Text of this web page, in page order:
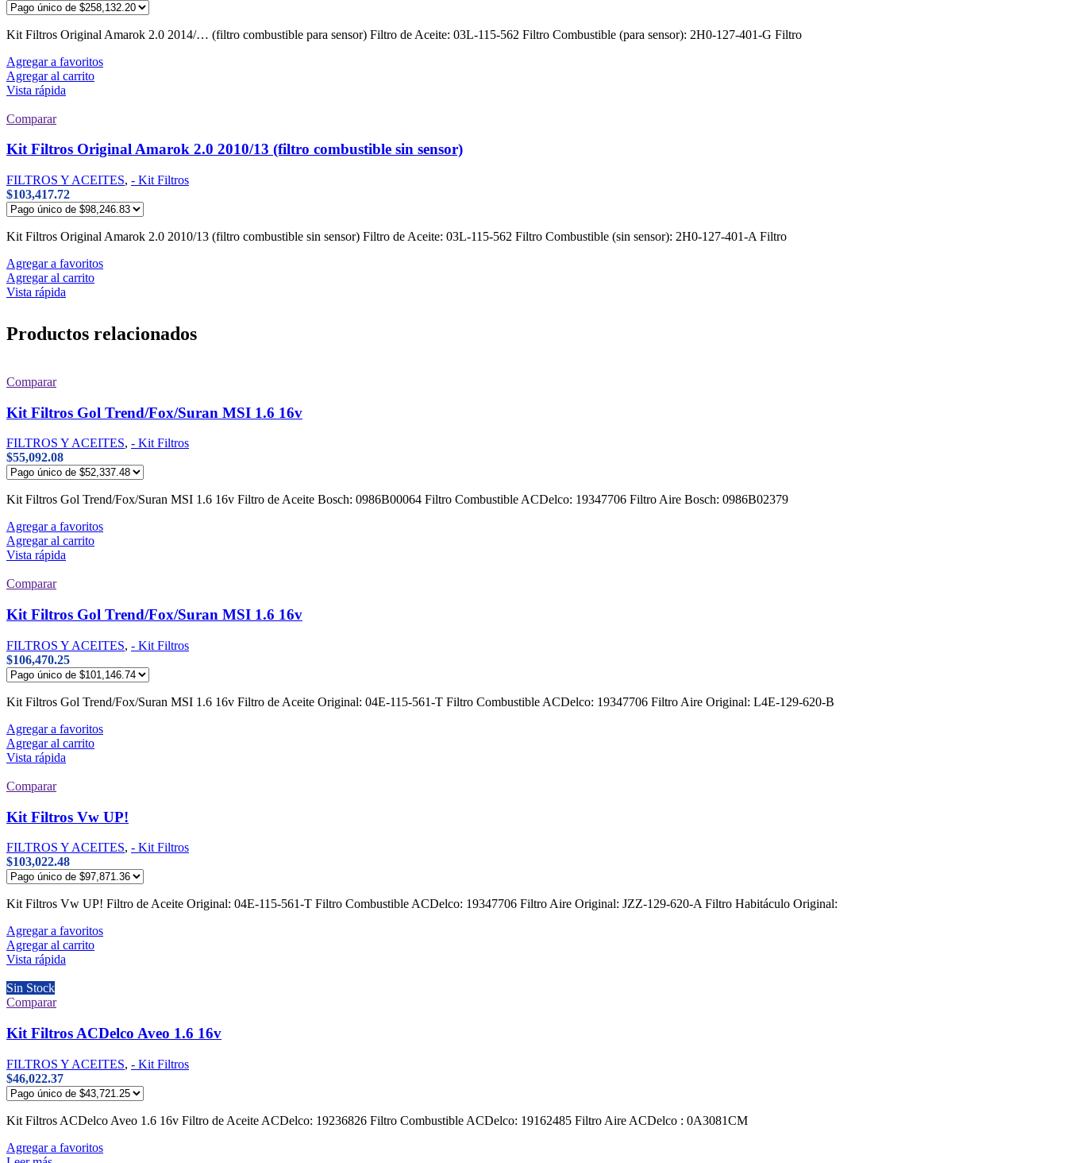
Kit Filtros Original Amarok 2.0 2014/… (filtro combustible para sensor) Filtro de Aceite: 03L-115-562 Filtro Combustible (para sensor): 2H0-127-401-G Filtro
Agregar a favoritos
Agregar al carrito
Vista rápida
Comparar
Kit Filtros Original Amarok 2.0 2010/13 (filtro combustible sin sensor)
FILTROS Y ACEITES, - Kit Filtros
$103,417.72
Kit Filtros Original Amarok 2.0 2010/13 (filtro combustible sin sensor) Filtro de Aceite: 03L-115-562 Filtro Combustible (sin sensor): 2H0-127-401-A Filtro
Agregar a favoritos
Agregar al carrito
Vista rápida
Productos relacionados
Comparar
Kit Filtros Gol Trend/Fox/Suran MSI 1.6 16v
FILTROS Y ACEITES, - Kit Filtros
$55,092.08
Kit Filtros Gol Trend/Fox/Suran MSI 1.6 16v Filtro de Aceite Bosch: 0986B00064 Filtro Combustible ACDelco: 19347706 Filtro Aire Bosch: 0986B02379
Agregar a favoritos
Agregar al carrito
Vista rápida
Comparar
Kit Filtros Gol Trend/Fox/Suran MSI 1.6 16v
FILTROS Y ACEITES, - Kit Filtros
$106,470.25
Kit Filtros Gol Trend/Fox/Suran MSI 1.6 16v Filtro de Aceite Original: 04E-115-561-T Filtro Combustible ACDelco: 19347706 Filtro Aire Original: L4E-129-620-B
Agregar a favoritos
Agregar al carrito
Vista rápida
Comparar
Kit Filtros Vw UP!
FILTROS Y ACEITES, - Kit Filtros
$103,022.48
Kit Filtros Vw UP! Filtro de Aceite Original: 04E-115-561-T Filtro Combustible ACDelco: 19347706 Filtro Aire Original: JZZ-129-620-A Filtro Habitáculo Original:
Agregar a favoritos
Agregar al carrito
Vista rápida
Sin Stock
Comparar
Kit Filtros ACDelco Aveo 1.6 16v
FILTROS Y ACEITES, - Kit Filtros
$46,022.37
Kit Filtros ACDelco Aveo 1.6 16v Filtro de Aceite ACDelco: 19236826 Filtro Combustible ACDelco: 19162485 Filtro Aire ACDelco : 0A3081CM
Agregar a favoritos